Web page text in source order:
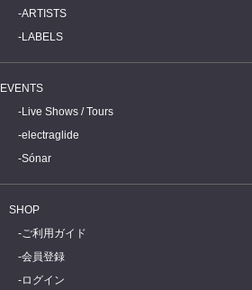
ARTISTS
LABELS
EVENTS
Live Shows / Tours
electraglide
Sónar
SHOP
ご利用ガイド
会員登録
ログイン